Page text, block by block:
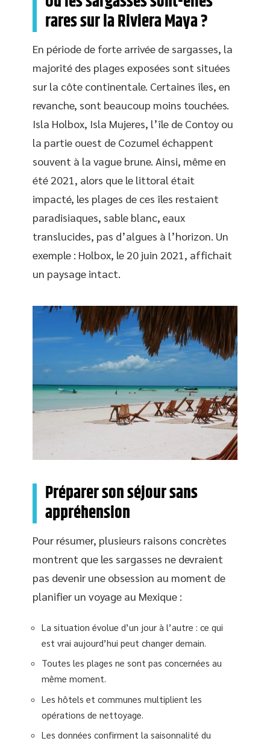
rares sur la Riviera Maya ?
En période de forte arrivée de sargasses, la
majorité des plages exposées sont situées
sur la côte continentale. Certaines îles, en
revanche, sont beaucoup moins touchées.
Isla Holbox, Isla Mujeres, l’île de Contoy ou
la partie ouest de Cozumel échappent
souvent à la vague brune. Ainsi, même en
été 2021, alors que le littoral était
impacté, les plages de ces îles restaient
paradisiaques, sable blanc, eaux
translucides, pas d’algues à l’horizon. Un
exemple : Holbox, le 20 juin 2021, affichait
un paysage intact.
Préparer son séjour sans
appréhension
Pour résumer, plusieurs raisons concrètes
montrent que les sargasses ne devraient
pas devenir une obsession au moment de
planifier un voyage au Mexique :
La situation évolue d’un jour à l’autre : ce qui
est vrai aujourd’hui peut changer demain.
Toutes les plages ne sont pas concernées au
même moment.
Les hôtels et communes multiplient les
opérations de nettoyage.
Les données confirment la saisonnalité du